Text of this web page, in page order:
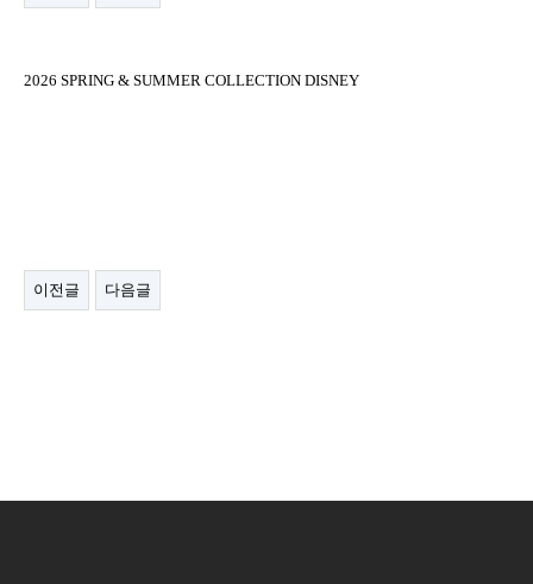
2026 SPRING & SUMMER COLLECTION DISNEY
이전글 다음글